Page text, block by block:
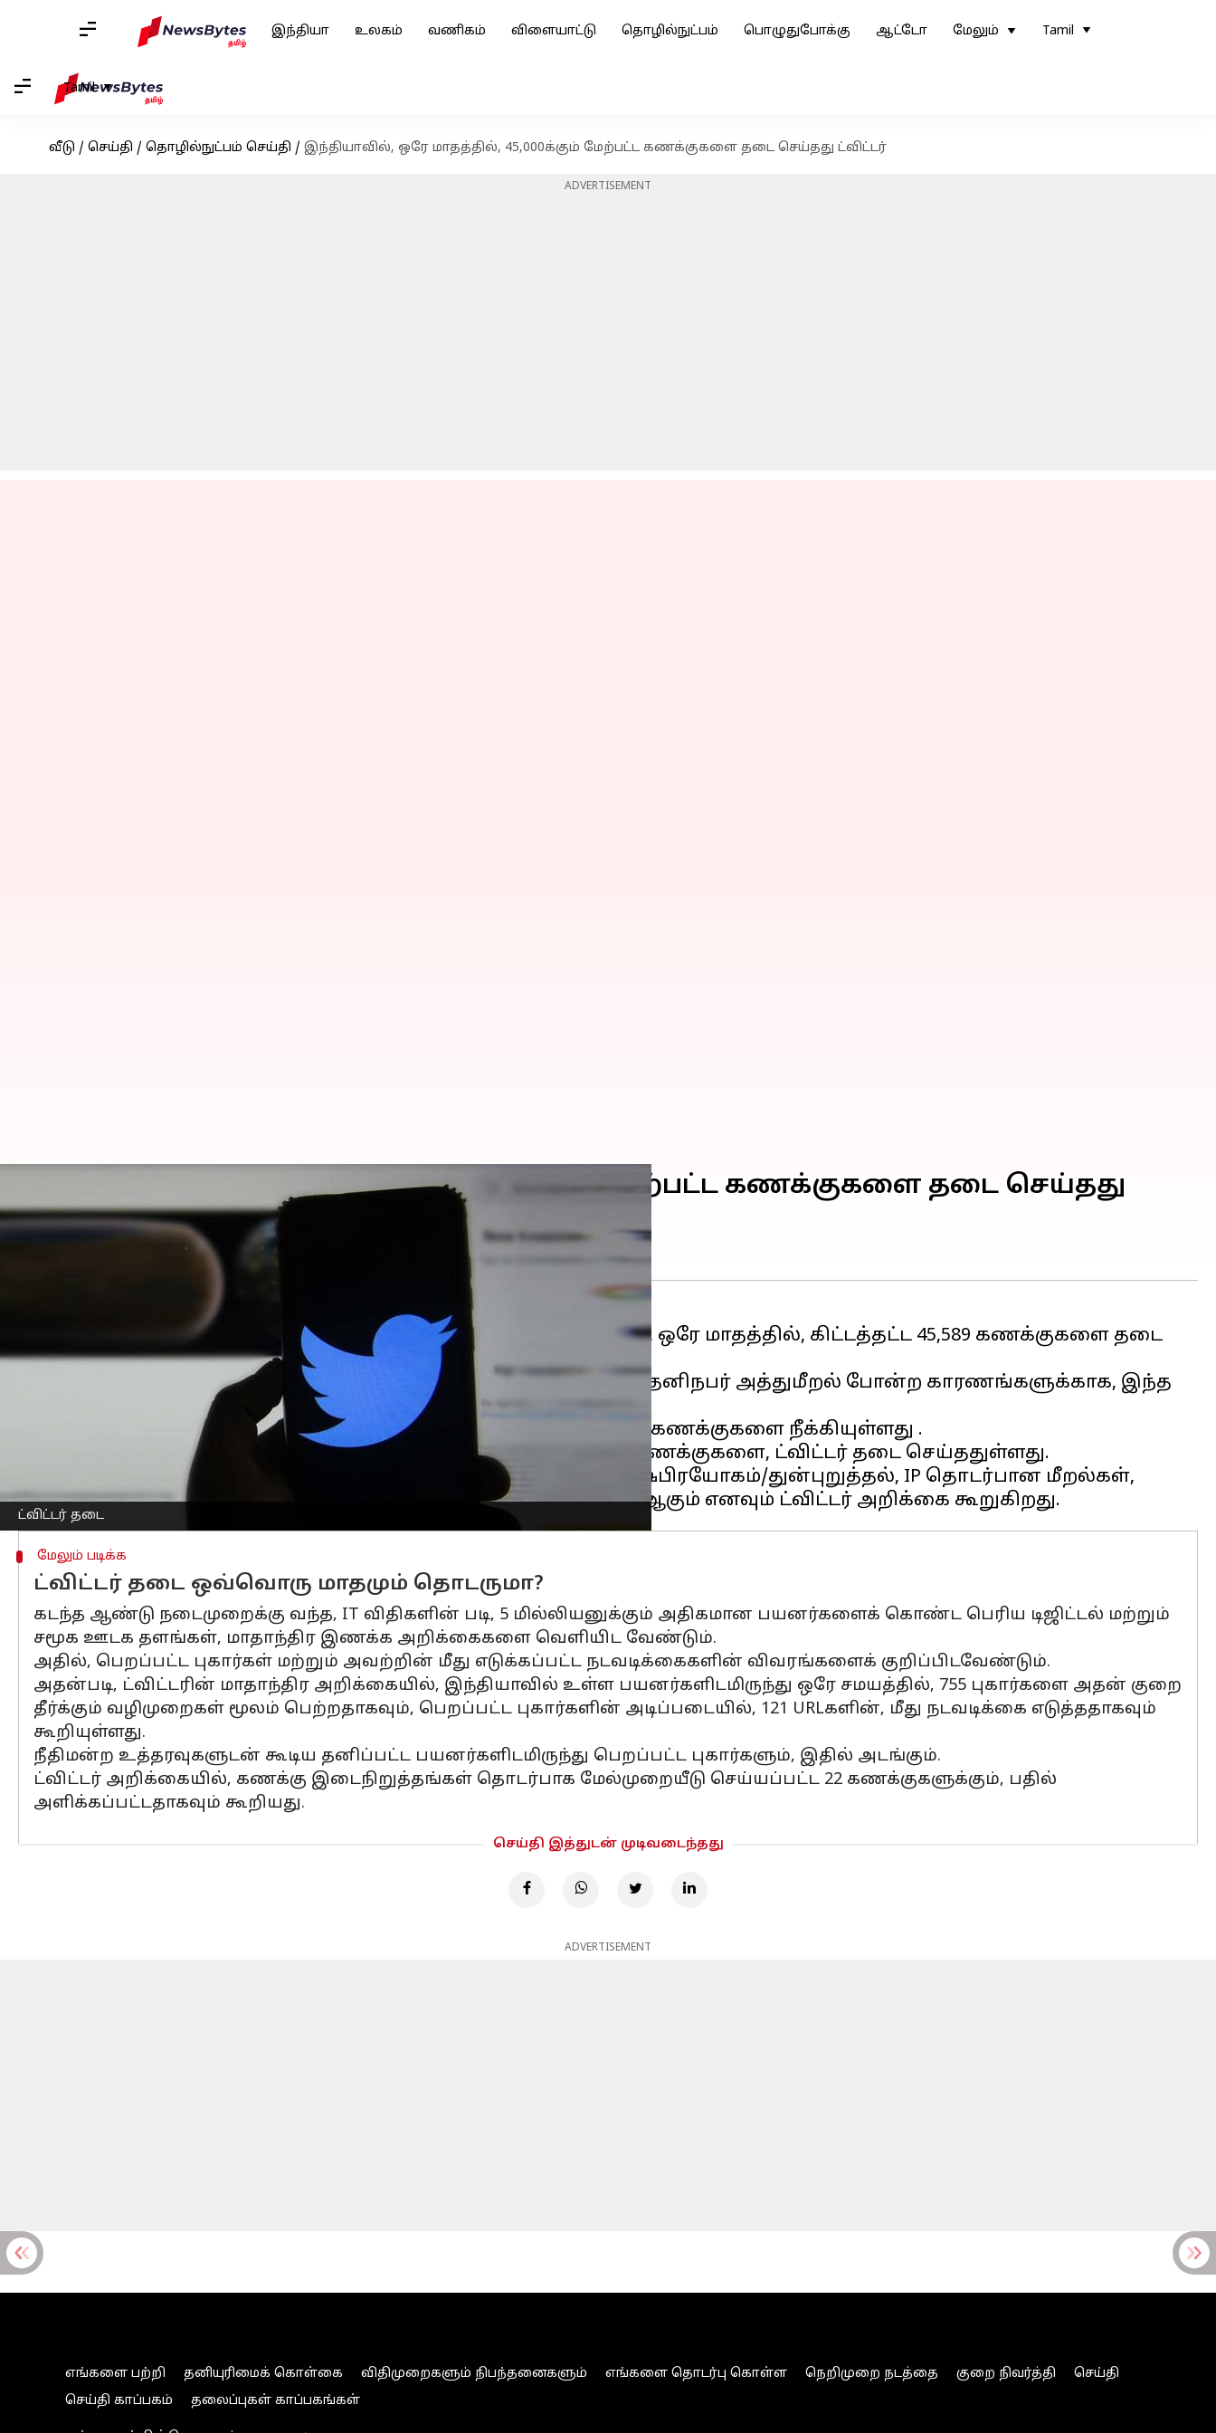
இந்தியா உலகம் வணிகம் விளையாட்டு தொழில்நுட்பம் பொழுதுபோக்கு ஆட்டோ மேலும் Tamil
Tamil
வீடு / செய்தி / தொழில்நுட்பம் செய்தி / இந்தியாவில், ஒரே மாதத்தில், 45,000க்கும் மேற்பட்ட கணக்குகளை தடை செய்தது ட்விட்டர்
ADVERTISEMENT
ட்விட்டர் தடை
இந்தியாவில், ஒரே மாதத்தில், 45,000க்கும் மேற்பட்ட கணக்குகளை தடை செய்தது
ட்விட்டர்
Jan 04, 2023 04:26 pm
இந்தியாவில், சென்ற ஆண்டு, அக்டோபர் 26 முதல் நவம்பர் 25 வரை, ஒரே மாதத்தில், கிட்டத்தட்ட 45,589 கணக்குகளை தடை
செய்துள்ளது, ட்விட்டர் நிறுவனம்.
குழந்தைகள் மீதான பாலியல் வன்முறை மற்றும் அனுமதியில்லாத தனிநபர் அத்துமீறல் போன்ற காரணங்களுக்காக, இந்த
கணக்குகள் தடை செய்யப்படுவதாக கூறப்பட்டது.
அதுமட்டுமின்றி, நாட்டில் பயங்கரவாதத்தை ஊக்குவித்ததாக, 3,035 கணக்குகளை நீக்கியுள்ளது .
மொத்தத்தில், இந்தியாவில், மேற்கூறிய மாதத்தில் மட்டும், 48,624 கணக்குகளை, ட்விட்டர் தடை செய்ததுள்ளது.
இந்தியாவில் இருந்து பெறப்பட்ட புகார்கள் பெரும்பாலானவை, துஷ்பிரயோகம்/துன்புறுத்தல், IP தொடர்பான மீறல்கள்,
மேலும் படிக்க
ட்விட்டர் தடை ஒவ்வொரு மாதமும் தொடருமா?
கடந்த ஆண்டு நடைமுறைக்கு வந்த, IT விதிகளின் படி, 5 மில்லியனுக்கும் அதிகமான பயனர்களைக் கொண்ட பெரிய டிஜிட்டல் மற்றும்
சமூக ஊடக தளங்கள், மாதாந்திர இணக்க அறிக்கைகளை வெளியிட வேண்டும்.
அதில், பெறப்பட்ட புகார்கள் மற்றும் அவற்றின் மீது எடுக்கப்பட்ட நடவடிக்கைகளின் விவரங்களைக் குறிப்பிடவேண்டும்.
அதன்படி, ட்விட்டரின் மாதாந்திர அறிக்கையில், இந்தியாவில் உள்ள பயனர்களிடமிருந்து ஒரே சமயத்தில், 755 புகார்களை அதன் குறை
தீர்க்கும் வழிமுறைகள் மூலம் பெற்றதாகவும், பெறப்பட்ட புகார்களின் அடிப்படையில், 121 URLகளின், மீது நடவடிக்கை எடுத்ததாகவும்
கூறியுள்ளது.
நீதிமன்ற உத்தரவுகளுடன் கூடிய தனிப்பட்ட பயனர்களிடமிருந்து பெறப்பட்ட புகார்களும், இதில் அடங்கும்.
ட்விட்டர் அறிக்கையில், கணக்கு இடைநிறுத்தங்கள் தொடர்பாக மேல்முறையீடு செய்யப்பட்ட 22 கணக்குகளுக்கும், பதில்
அளிக்கப்பட்டதாகவும் கூறியது.
செய்தி இத்துடன் முடிவடைந்தது
ADVERTISEMENT
எங்களை பற்றி தனியுரிமைக் கொள்கை விதிமுறைகளும் நிபந்தனைகளும் எங்களை தொடர்பு கொள்ள நெறிமுறை நடத்தை குறை நிவர்த்தி
செய்தி
செய்தி காப்பகம்
தலைப்புகள் காப்பகங்கள்